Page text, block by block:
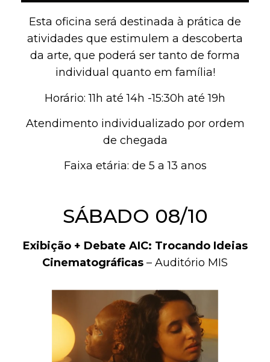
Esta oficina será destinada à prática de
atividades que estimulem a descoberta
da arte, que poderá ser tanto de forma
individual quanto em família!
Horário: 11h até 14h -15:30h até 19h
Atendimento individualizado por ordem
de chegada
Faixa etária: de 5 a 13 anos
SÁBADO 08/10
Exibição + Debate AIC: Trocando Ideias
Cinematográficas – Auditório MIS